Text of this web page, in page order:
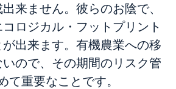
来ません。彼らのお陰で、
ロジカル・フットプリント
出来ます。有機農業への移
ので、その期間のリスク管
て重要なことです。